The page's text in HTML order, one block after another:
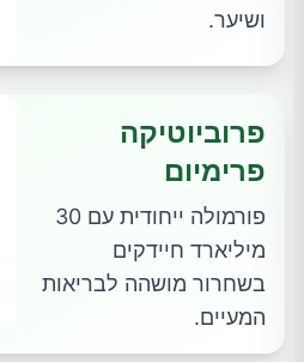
ושיער.
פרוביוטיקה
פרימיום
פורמולה ייחודית עם 30
מיליארד חיידקים
בשחרור מושהה לבריאות
המעיים.